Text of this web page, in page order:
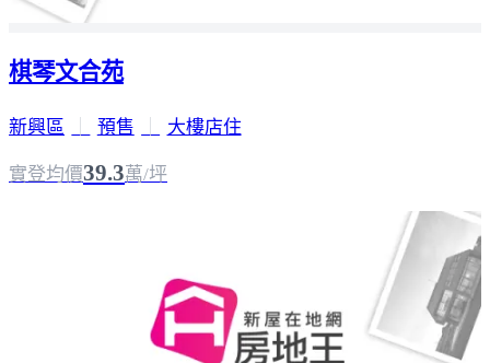
棋琴文合苑
新興區 預售 大樓店住
實登均價39.3萬/坪